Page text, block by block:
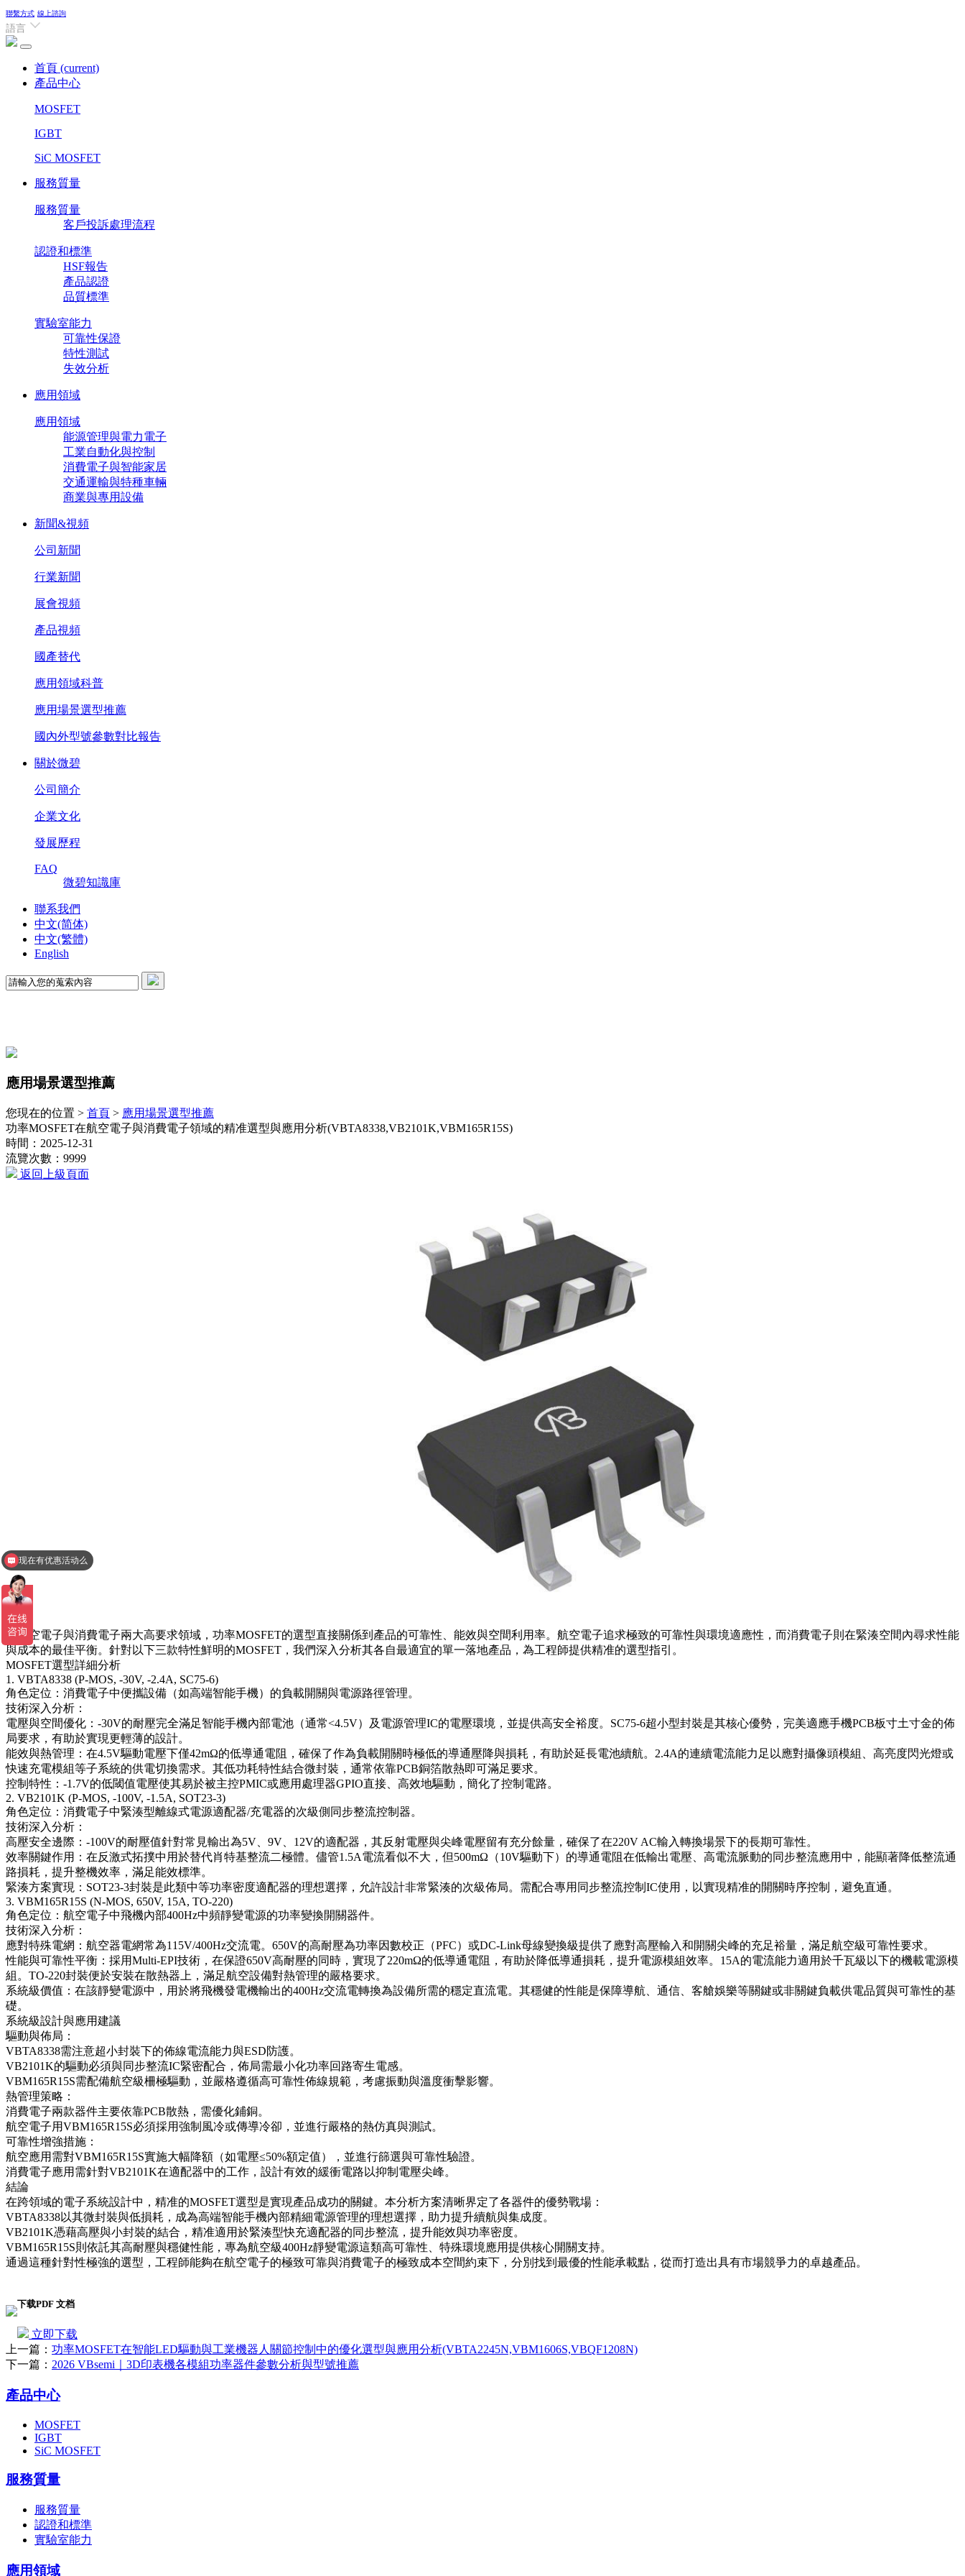
聯繫方式 線上諮詢
語言
首頁 (current)
產品中心
MOSFET
IGBT
SiC MOSFET
服務質量
服務質量
客戶投訴處理流程
認證和標準
HSF報告
產品認證
品質標準
實驗室能力
可靠性保證
特性測試
失效分析
應用領域
應用領域
能源管理與電力電子
工業自動化與控制
消費電子與智能家居
交通運輸與特種車輛
商業與專用設備
新聞&視頻
公司新聞
行業新聞
展會視頻
產品視頻
國產替代
應用領域科普
應用場景選型推薦
國內外型號參數對比報告
關於微碧
公司簡介
企業文化
發展歷程
FAQ
微碧知識庫
聯系我們
中文(简体)
中文(繁體)
English
應用場景選型推薦
您現在的位置 > 首頁 > 應用場景選型推薦
功率MOSFET在航空電子與消費電子領域的精准選型與應用分析(VBTA8338,VB2101K,VBM165R15S)
時間：2025-12-31
流覽次數：9999
返回上級頁面
在航空電子與消費電子兩大高要求領域，功率MOSFET的選型直接關係到產品的可靠性、能效與空間利用率。航空電子追求極致的可靠性與環境適應性，而消費電子則在緊湊空間內尋求性能
與成本的最佳平衡。針對以下三款特性鮮明的MOSFET，我們深入分析其各自最適宜的單一落地產品，為工程師提供精准的選型指引。
MOSFET選型詳細分析
1. VBTA8338 (P-MOS, -30V, -2.4A, SC75-6)
角色定位：消費電子中便攜設備（如高端智能手機）的負載開關與電源路徑管理。
技術深入分析：
電壓與空間優化：-30V的耐壓完全滿足智能手機內部電池（通常<4.5V）及電源管理IC的電壓環境，並提供高安全裕度。SC75-6超小型封裝是其核心優勢，完美適應手機PCB板寸土寸金的佈
局要求，有助於實現更輕薄的設計。
能效與熱管理：在4.5V驅動電壓下僅42mΩ的低導通電阻，確保了作為負載開關時極低的導通壓降與損耗，有助於延長電池續航。2.4A的連續電流能力足以應對攝像頭模組、高亮度閃光燈或
快速充電模組等子系統的供電切換需求。其低功耗特性結合微封裝，通常依靠PCB銅箔散熱即可滿足要求。
控制特性：-1.7V的低閾值電壓使其易於被主控PMIC或應用處理器GPIO直接、高效地驅動，簡化了控制電路。
2. VB2101K (P-MOS, -100V, -1.5A, SOT23-3)
角色定位：消費電子中緊湊型離線式電源適配器/充電器的次級側同步整流控制器。
技術深入分析：
高壓安全邊際：-100V的耐壓值針對常見輸出為5V、9V、12V的適配器，其反射電壓與尖峰電壓留有充分餘量，確保了在220V AC輸入轉換場景下的長期可靠性。
效率關鍵作用：在反激式拓撲中用於替代肖特基整流二極體。儘管1.5A電流看似不大，但500mΩ（10V驅動下）的導通電阻在低輸出電壓、高電流脈動的同步整流應用中，能顯著降低整流通
路損耗，提升整機效率，滿足能效標準。
緊湊方案實現：SOT23-3封裝是此類中等功率密度適配器的理想選擇，允許設計非常緊湊的次級佈局。需配合專用同步整流控制IC使用，以實現精准的開關時序控制，避免直通。
3. VBM165R15S (N-MOS, 650V, 15A, TO-220)
角色定位：航空電子中飛機內部400Hz中頻靜變電源的功率變換開關器件。
技術深入分析：
應對特殊電網：航空器電網常為115V/400Hz交流電。650V的高耐壓為功率因數校正（PFC）或DC-Link母線變換級提供了應對高壓輸入和開關尖峰的充足裕量，滿足航空級可靠性要求。
性能與可靠性平衡：採用Multi-EPI技術，在保證650V高耐壓的同時，實現了220mΩ的低導通電阻，有助於降低導通損耗，提升電源模組效率。15A的電流能力適用於千瓦級以下的機載電源模
組。TO-220封裝便於安裝在散熱器上，滿足航空設備對熱管理的嚴格要求。
系統級價值：在該靜變電源中，用於將飛機發電機輸出的400Hz交流電轉換為設備所需的穩定直流電。其穩健的性能是保障導航、通信、客艙娛樂等關鍵或非關鍵負載供電品質與可靠性的基
礎。
系統級設計與應用建議
驅動與佈局：
VBTA8338需注意超小封裝下的佈線電流能力與ESD防護。
VB2101K的驅動必須與同步整流IC緊密配合，佈局需最小化功率回路寄生電感。
VBM165R15S需配備航空級柵極驅動，並嚴格遵循高可靠性佈線規範，考慮振動與溫度衝擊影響。
熱管理策略：
消費電子兩款器件主要依靠PCB散熱，需優化鋪銅。
航空電子用VBM165R15S必須採用強制風冷或傳導冷卻，並進行嚴格的熱仿真與測試。
可靠性增強措施：
航空應用需對VBM165R15S實施大幅降額（如電壓≤50%額定值），並進行篩選與可靠性驗證。
消費電子應用需針對VB2101K在適配器中的工作，設計有效的緩衝電路以抑制電壓尖峰。
結論
在跨領域的電子系統設計中，精准的MOSFET選型是實現產品成功的關鍵。本分析方案清晰界定了各器件的優勢戰場：
VBTA8338以其微封裝與低損耗，成為高端智能手機內部精細電源管理的理想選擇，助力提升續航與集成度。
VB2101K憑藉高壓與小封裝的結合，精准適用於緊湊型快充適配器的同步整流，提升能效與功率密度。
VBM165R15S則依託其高耐壓與穩健性能，專為航空級400Hz靜變電源這類高可靠性、特殊環境應用提供核心開關支持。
通過這種針對性極強的選型，工程師能夠在航空電子的極致可靠與消費電子的極致成本空間約束下，分別找到最優的性能承載點，從而打造出具有市場競爭力的卓越產品。
下载PDF 文档
立即下载
上一篇： 功率MOSFET在智能LED驅動與工業機器人關節控制中的優化選型與應用分析(VBTA2245N,VBM1606S,VBQF1208N)
下一篇： 2026 VBsemi｜3D印表機各模組功率器件參數分析與型號推薦
產品中心
MOSFET
IGBT
SiC MOSFET
服務質量
服務質量
認證和標準
實驗室能力
應用領域
查询相关型号报价